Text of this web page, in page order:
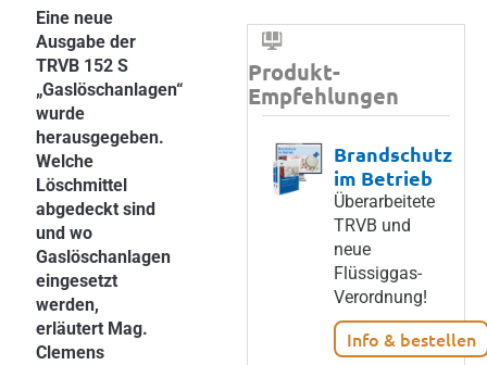
Eine neue
Ausgabe der
TRVB 152 S
„Gaslöschanlagen“
wurde
herausgegeben.
Welche
Löschmittel
abgedeckt sind
und wo
Gaslöschanlagen
eingesetzt
werden,
erläutert Mag.
Clemens
Produkt-
Empfehlungen
Brandschutz
im Betrieb
Überarbeitete
TRVB und
neue
Flüssiggas-
Verordnung!
Info & bestellen